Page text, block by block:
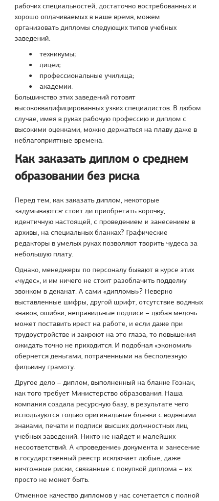
рабочих специальностей, достаточно востребованных и
хорошо оплачиваемых в наше время, можем
организовать дипломы следующих типов учебных
заведений:
техникумы;
лицеи;
профессиональные училища;
академии.
Большинство этих заведений готовят
высококвалифицированных узких специалистов. В любом
случае, имея в руках рабочую профессию и диплом с
высокими оценками, можно держаться на плаву даже в
неблагоприятные времена.
Как заказать диплом о среднем
образовании без риска
Перед тем, как заказать диплом, некоторые
задумываются: стоит ли приобретать корочку,
идентичную настоящей, с проведением и занесением в
архивы, на специальных бланках? Графические
редакторы в умелых руках позволяют творить чудеса за
небольшую плату.
Однако, менеджеры по персоналу бывают в курсе этих
«чудес», и им ничего не стоит разоблачить подделку
звонком в деканат. А сами «дипломы»? Неверно
выставленные шифры, другой шрифт, отсутствие водяных
знаков, ошибки, неправильные подписи – любая мелочь
может поставить крест на работе, и если даже при
трудоустройстве и закроют на это глаза, то повышения
ожидать точно не приходится. И подобная «экономия»
обернется деньгами, потраченными на бесполезную
филькину грамоту.
Другое дело – диплом, выполненный на бланке Гознак,
как того требует Министерство образования. Наша
компания создала ресурсную базу, в результате чего
используются только оригинальные бланки с водяными
знаками, печати и подписи высших должностных лиц
учебных заведений. Никто не найдет и малейших
несоответствий. А «проведение» документа и занесение
в государственный реестр исключает любые, даже
ничтожные риски, связанные с покупкой диплома – их
просто не может быть.
Отменное качество дипломов у нас сочетается с полной